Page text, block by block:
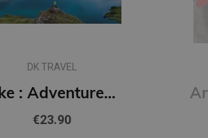
MIKE UNWIN
Around the World in 80 Birds
€17.90